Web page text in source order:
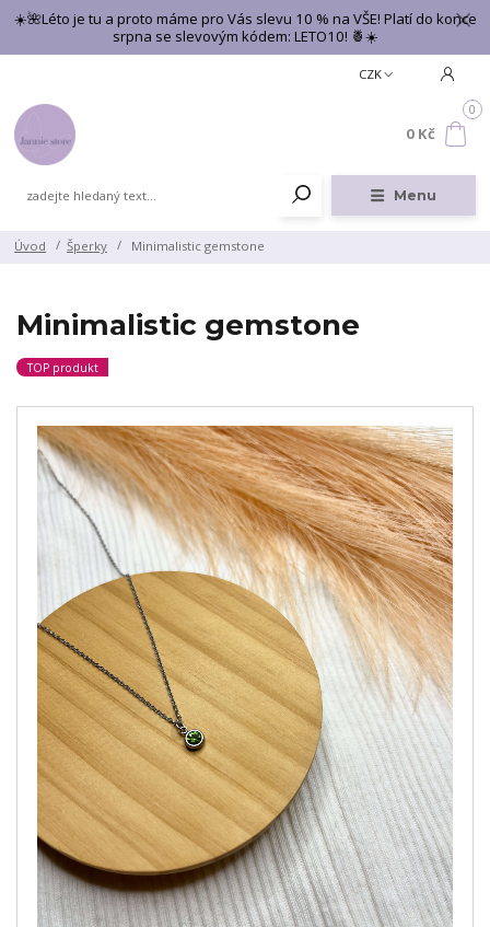
☀️🌺Léto je tu a proto máme pro Vás slevu 10 % na VŠE! Platí do konce
srpna se slevovým kódem: LETO10! 🍍☀️
Menu
CZK
0
0 Kč
Úvod Šperky Minimalistic gemstone
Minimalistic gemstone
TOP produkt